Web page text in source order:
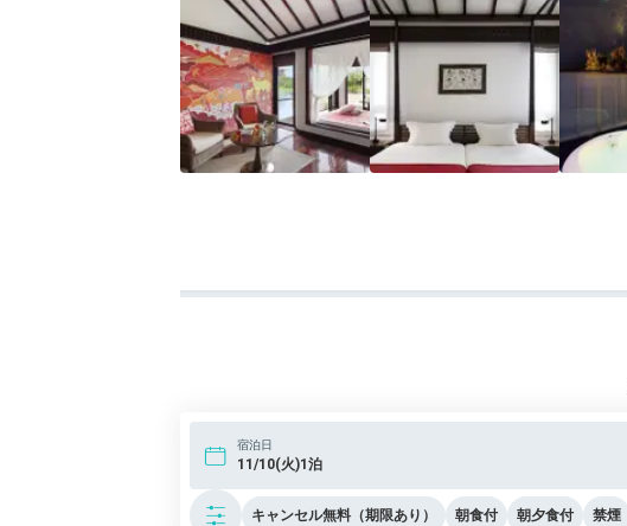
宿泊日
11/10(火)1泊
キャンセル無料（期限あり） 朝食付 朝夕食付 禁煙